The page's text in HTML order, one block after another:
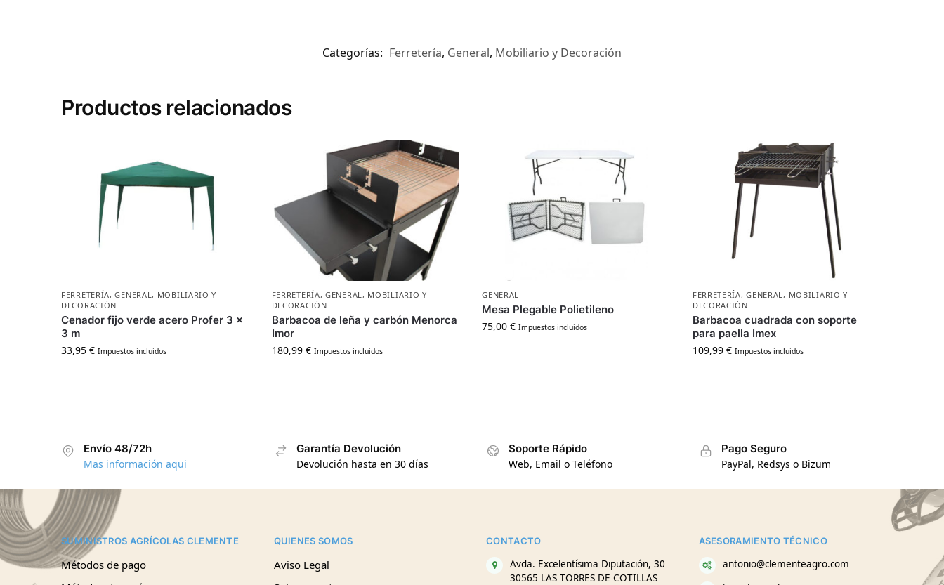
Categorías: Ferretería, General, Mobiliario y Decoración
Productos relacionados
FERRETERÍA,GENERAL , MOBILIARIO Y
DECORACIÓN
Cenador fijo verde acero Profer 3 x
3 m
33,95€ Impuestos incluidos
FERRETERÍA,GENERAL , MOBILIARIO Y
DECORACIÓN
Barbacoa de leña y carbón Menorca
Imor
180,99 € Impuestos incluidos
GENERAL
Mesa Plegable Polietileno
75,00€ Impuestos incluidos
FERRETERÍA,GENERAL , MOBILIARIO Y
DECORACIÓN
Barbacoa cuadrada con soporte
para paella Imex
109,99 € Impuestos incluidos
Envío 48/72h
Mas información aqui
Garantía Devolución
Devolución hasta en 30 días
Soporte Rápido
Web, Email o Teléfono
Pago Seguro
PayPal, Redsys o Bizum
SUMINISTROS AGRÍCOLAS CLEMENTE
Métodos de pago
QUIENES SOMOS
Aviso Legal
CONTACTO
Avda. Excelentísima Diputación, 30
30565 LAS TORRES DE COTILLAS
ASESORAMIENTO TÉCNICO
antonio@clementeagro.com